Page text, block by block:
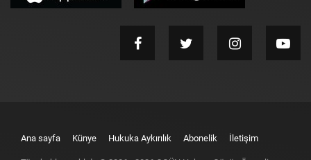
Ana sayfa Künye Hukuka Aykırılık Abonelik İletişim